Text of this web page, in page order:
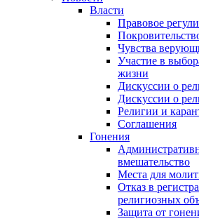
Власти
Правовое
Чувства
Участие в
жизни
Дискуссии о
Дискуссии о
Религии и
Соглашения
Гонения
вмешательство
Места для
Отказ в
религиозных
Защита от